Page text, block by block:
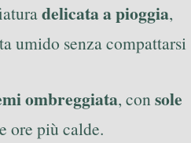
delicata a pioggia,
umido senza compattarsi
ombreggiata, con sole
ore più calde.